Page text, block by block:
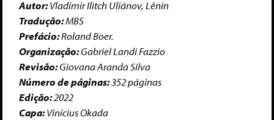
Autor:Vladímir Ilitch Uliánov, Lênin
Tradução:MBS
Prefácio:Roland Boer.
Organização:Gabriel Landi Fazzio
Revisão:Giovana Aranda Silva
Número de páginas:352 páginas
Edição:2022
Capa:Vinícius Okada